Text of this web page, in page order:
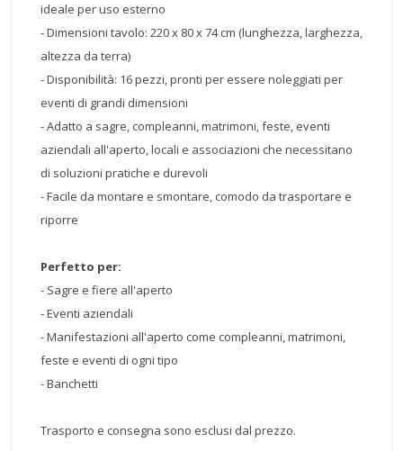
ideale per uso esterno
- Dimensioni tavolo: 220 x 80 x 74 cm (lunghezza, larghezza,
altezza da terra)
- Disponibilità: 16 pezzi, pronti per essere noleggiati per
eventi di grandi dimensioni
- Adatto a sagre, compleanni, matrimoni, feste, eventi
aziendali all'aperto, locali e associazioni che necessitano
di soluzioni pratiche e durevoli
- Facile da montare e smontare, comodo da trasportare e
riporre
Perfetto per:
- Sagre e fiere all'aperto
- Eventi aziendali
- Manifestazioni all'aperto come compleanni, matrimoni,
feste e eventi di ogni tipo
- Banchetti
Trasporto e consegna sono esclusi dal prezzo.